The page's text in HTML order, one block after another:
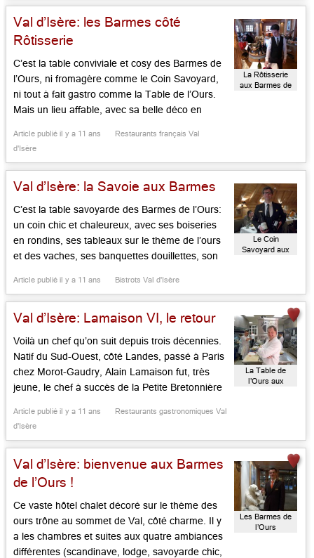
(scandinave, lodge, savoyarde chic,
contemporaine) séduisent sans […]...
Val d’Isère: les Barmes côté
Rôtisserie
C’est la table conviviale et cosy des Barmes de
l’Ours, ni fromagère comme le Coin Savoyard,
ni tout à fait gastro comme la Table de l’Ours.
Mais un lieu affable, avec sa belle déco en
un mode mineur. Plats du buffet en folie
Article publié il y a 11 ans
Restaurants français Val
d'Isère
La Rôtisserie
aux Barmes de
Val d’Isère: la Savoie aux Barmes
C’est la table savoyarde des Barmes de l’Ours:
un coin chic et chaleureux, avec ses boiseries
en rondins, ses tableaux sur le thème de l’ours
et des vaches, ses banquettes douillettes, son
sous toutes ses formes. Fondue savoyarde aux
trois fromages ou des Barmes au xérès, […]...
Article publié il y a 11 ans Bistrots Val d'Isère
Le Coin
Savoyard aux
Val d’Isère: Lamaison VI, le retour
Voilà un chef qu’on suit depuis trois décennies.
Natif du Sud-Ouest, côté Landes, passé à Paris
chez Morot-Gaudry, Alain Lamaison fut, très
jeune, le chef à succès de la Petite Bretonnière
ville, avant de partir pour la Provence à la Cabro
Article publié il y a 11 ans
Restaurants gastronomiques Val
d'Isère
La Table de
l’Ours aux
Val d’Isère: bienvenue aux Barmes
de l’Ours !
Ce vaste hôtel chalet décoré sur le thème des
ours trône au sommet de Val, côté charme. Il y
a les chambres et suites aux quatre ambiances
différentes (scandinave, lodge, savoyarde chic,
Les Barmes de
l’Ours